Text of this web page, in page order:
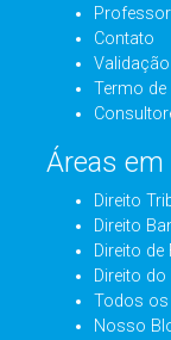
Contato
Termo de
Áreas
Direito
Direito
Direito de
Direito
Todos
Nosso